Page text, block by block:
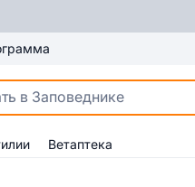
Ветаптека